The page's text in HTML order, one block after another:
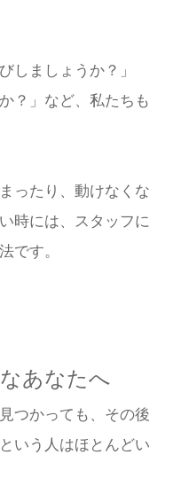
しましょうか？」
？」など、私たちも
ったり、動けなくな
時には、スタッフに
です。
あなたへ
つかっても、その後
いう人はほとんどい